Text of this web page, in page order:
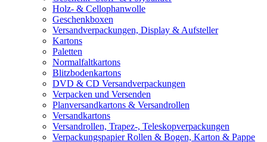
Holz- & Cellophanwolle
Geschenkboxen
Versandverpackungen, Display & Aufsteller
Kartons
Paletten
Normalfaltkartons
Blitzbodenkartons
DVD & CD Versandverpackungen
Verpacken und Versenden
Planversandkartons & Versandrollen
Versandkartons
Versandrollen, Trapez-, Teleskopverpackungen
Verpackungspapier Rollen & Bogen, Karton & Pappe